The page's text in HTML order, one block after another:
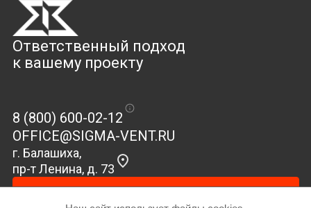
Ответственный подход
к вашему проекту
8 (800) 600-02-12
OFFICE@SIGMA-VENT.RU
г. Балашиха,
пр-т Ленина, д. 73
Связаться с нами